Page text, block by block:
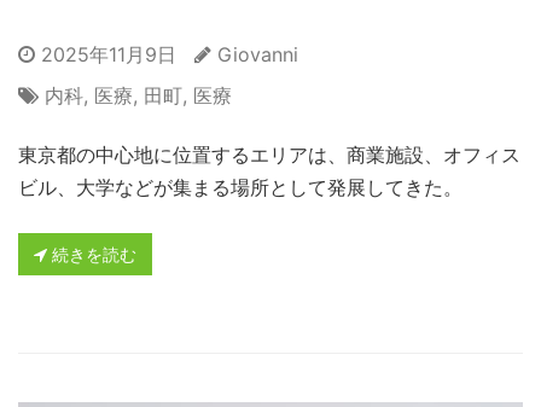
2025年11月9日
Giovanni
内科, 医療, 田町, 医療
東京都の中心地に位置するエリアは、商業施設、オフィス
ビル、大学などが集まる場所として発展してきた。
続きを読む